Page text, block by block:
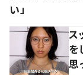
い」
ス
を
思